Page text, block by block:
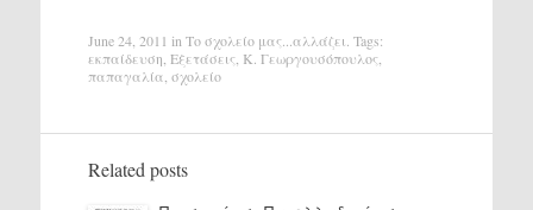
June 24, 2011 in Το σχολείο μας...αλλάζει . Tags:
εκπαίδευση Εξετάσεις, Κ. Γεωργουσόπουλος,
παπαγαλία σχολείο
Related posts